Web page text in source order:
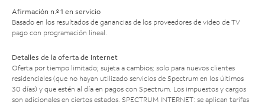
Afirmación n.º 1 en servicio
Basado en los resultados de ganancias de los proveedores de video de TV
pago con programación lineal.
Detalles de la oferta de Internet
Oferta por tiempo limitado; sujeta a cambios; solo para nuevos clientes
residenciales (que no hayan utilizado servicios de Spectrum en los últimos
30 días) y que estén al día en pagos con Spectrum. Los impuestos y cargos
son adicionales en ciertos estados. SPECTRUM INTERNET: se aplican tarifas